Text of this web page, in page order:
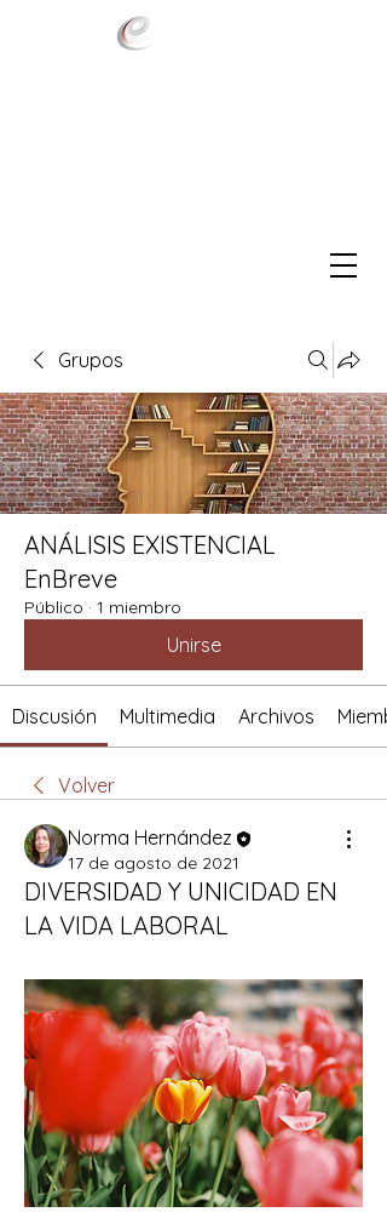
Grupos
ANÁLISIS EXISTENCIAL
EnBreve
Público · 1 miembro
Unirse
Discusión Multimedia Archivos
Volver
Norma Hernández
17 de agosto de 2021
DIVERSIDAD Y UNICIDAD EN
LA VIDA LABORAL